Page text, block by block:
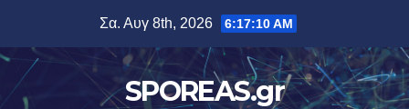
περιεχόμενο
Σα. Αυγ 8th, 2026 6:17:11 AM
SPOREAS.gr